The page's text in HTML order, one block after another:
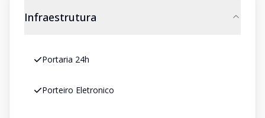
Infraestrutura
Portaria 24h
Porteiro Eletronico